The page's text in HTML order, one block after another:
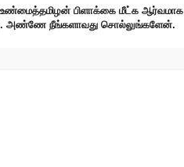
உண்மைத்தமிழன் பிளாக்கை மீட்க ஆர்வமாக
அண்ணே நீங்களாவது சொல்லுங்களேன்.